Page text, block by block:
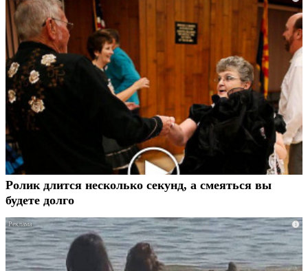
Ролик длится несколько секунд, а смеяться вы
будете долго
i